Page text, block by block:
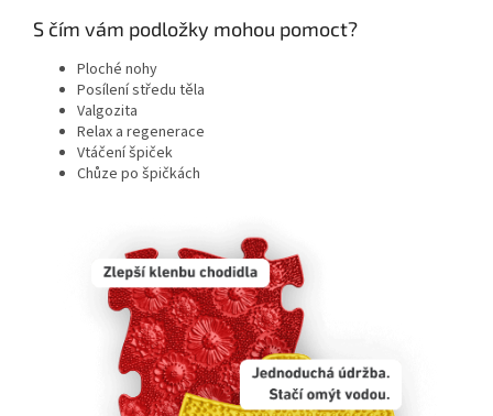
S čím vám podložky mohou pomoct?
Ploché nohy
Posílení středu těla
Valgozita
Relax a regenerace
Vtáčení špiček
Chůze po špičkách